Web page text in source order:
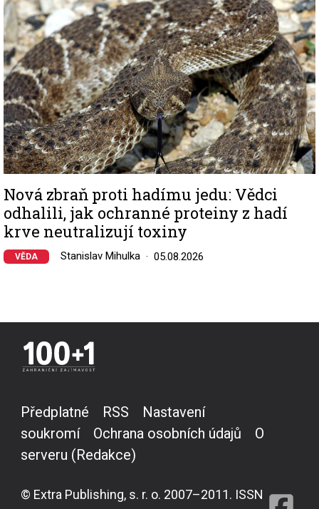
Nová zbraň proti hadímu jedu: Vědci
odhalili, jak ochranné proteiny z hadí
krve neutralizují toxiny
VĚDA Stanislav Mihulka 05.08.2026
Předplatné RSS
Nastavení
soukromí
Ochrana osobních údajů
O
serveru (Redakce)
© Extra Publishing, s. r. o. 2007–2011. ISSN